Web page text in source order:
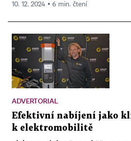
10. 12. 2024 ▪ 6 min. čtení
ADVERTORIAL
Efektivní nabíjení jako
k elektromobilitě